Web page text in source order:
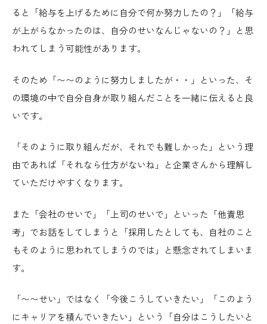
ると「給与を上げるために自分で何か努力したの？」「給与
が上がらなかったのは、自分のせいなんじゃないの？」と思
われてしまう可能性があります。
そのため 「〜〜のように努力しましたが・・」といった、そ
の環境の中で自分自身が取り組んだことを一緒に伝えると良
いです。
「そのように取り組んだが、それでも難しかった」という理
由であれば「それなら仕方がないね」と企業さんから理解し
ていただけやすくなります。
また「会社のせいで」「上司のせいで」といった 「他責思
考」 でお話をしてしまうと「採用したとしても、自社のこと
もそのように思われてしまうのでは」と懸念されてしまいま
す。
「〜〜せい」ではなく「 今後こうしていきたい」「このよう
にキャリアを積んでいきたい」という「自分はこうしたいと